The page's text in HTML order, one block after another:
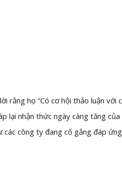
rằng họ “Có cơ hội thảo luận với
lại nhận thức ngày càng tăng
công ty đang cố gắng đáp